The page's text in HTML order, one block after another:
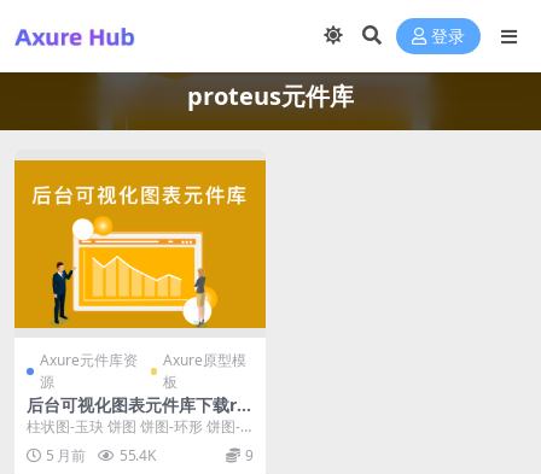
登录
proteus元件库
Axure元件库资
源
Axure原型模
板
后台可视化图表元件库下载rp-
免费下载
柱状图-玉玦 饼图 饼图-环形 饼图-
嵌套 饼图-玫瑰 雷达图 雷达图-区域
仪...5 月前 55.4K 9